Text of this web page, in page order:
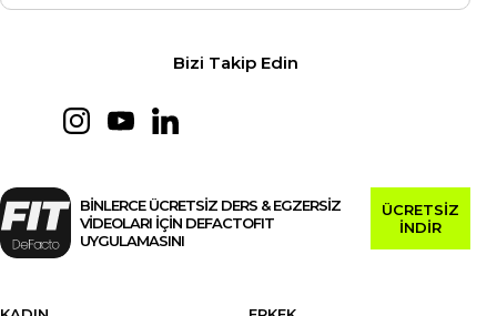
Bizi Takip Edin
BİNLERCE ÜCRETSİZ DERS & EGZERSİZ
VİDEOLARI İÇİN DEFACTOFIT
UYGULAMASINI
ÜCRETSİZ
İNDİR